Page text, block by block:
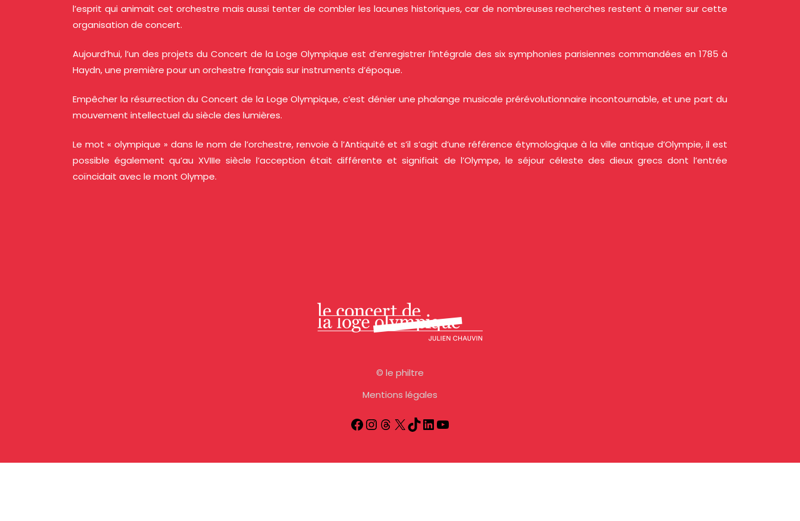
l’esprit qui animait cet orchestre mais aussi tenter de combler les lacunes historiques, car de nombreuses recherches restent à mener sur cette
organisation de concert.
Aujourd’hui, l’un des projets du Concert de la Loge Olympique est d’enregistrer l’intégrale des six symphonies parisiennes commandées en 1785 à
Haydn, une première pour un orchestre français sur instruments d’époque.
Empêcher la résurrection du Concert de la Loge Olympique, c’est dénier une phalange musicale prérévolutionnaire incontournable, et une part du
mouvement intellectuel du siècle des lumières.
Le mot « olympique » dans le nom de l’orchestre, renvoie à l’Antiquité et s’il s’agit d’une référence étymologique à la ville antique d’Olympie, il est
possible également qu’au XVIIIe siècle l’acception était différente et signifiait de l’Olympe, le séjour céleste des dieux grecs dont l’entrée
coïncidait avec le mont Olympe.
© le philtre
Mentions légales